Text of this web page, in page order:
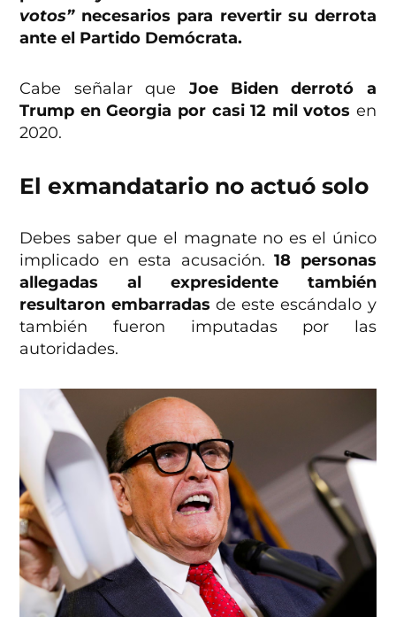
votos”necesarios para revertir su derrota
ante el Partido Demócrata.
Cabe señalar que Joe Biden derrotó a
Trump en Georgia por casi 12 mil votos en
2020.
El exmandatario no actuó solo
Debes saber que el magnate no es el único
implicado en esta acusación.18 personas
allegadas al expresidente también
resultaron embarradas de este escándalo y
también fueron imputadas por las
autoridades.